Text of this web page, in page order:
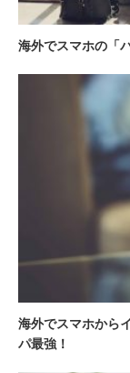
海外でスマホの「
海外でスマホから
パ最強！